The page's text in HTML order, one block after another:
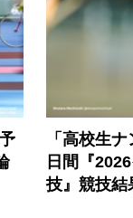
「高校生
日間『
技』競技結